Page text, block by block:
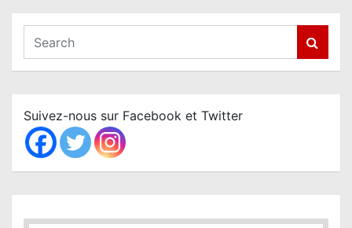
a
c
h
Suivez-nous sur Facebook et Twitter